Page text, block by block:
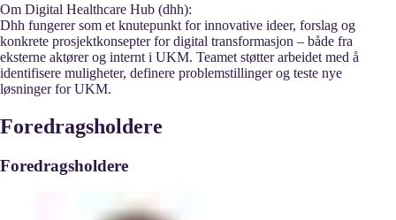
Om Digital Healthcare Hub (dhh):
Dhh fungerer som et knutepunkt for innovative ideer, forslag og
konkrete prosjektkonsepter for digital transformasjon – både fra
eksterne aktører og internt i UKM. Teamet støtter arbeidet med å
identifisere muligheter, definere problemstillinger og teste nye
løsninger for UKM.
Foredragsholdere
Foredragsholdere